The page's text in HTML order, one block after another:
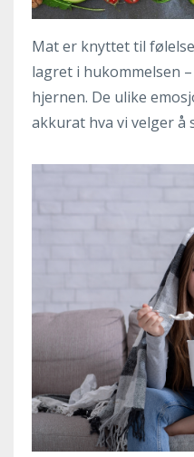
Mat er knyttet til
lagret i hukommelsen
hjernen. De ulike
akkurat hva vi velger å